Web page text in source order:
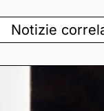
Notizie